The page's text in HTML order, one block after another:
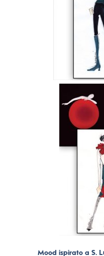
Mood ispirato a S.